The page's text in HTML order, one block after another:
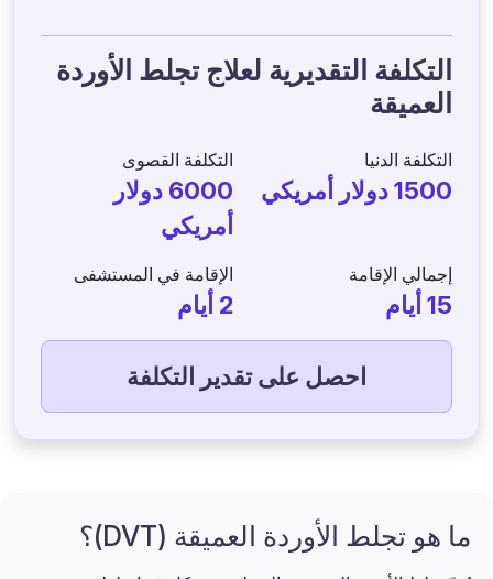
التكلفة التقديرية لعلاج تجلط الأوردة
العميقة
التكلفة الدنيا
1500 دولار أمريكي
التكلفة القصوى
6000 دولار
أمريكي
إجمالي الإقامة
15 أيام
الإقامة في المستشفى
2 أيام
احصل على تقدير التكلفة
ما هو تجلط الأوردة العميقة (DVT)؟